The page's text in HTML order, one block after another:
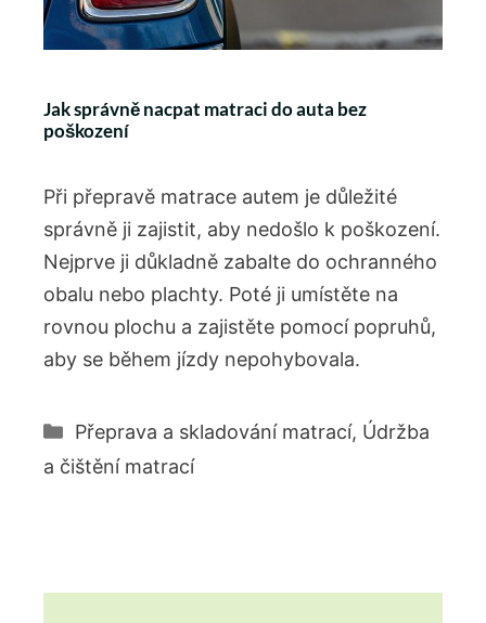
Jak správně nacpat matraci do auta bez
poškození
Při přepravě matrace autem je důležité
správně ji zajistit, aby nedošlo k poškození.
Nejprve ji důkladně zabalte do ochranného
obalu nebo plachty. Poté ji umístěte na
rovnou plochu a zajistěte pomocí popruhů,
aby se během jízdy nepohybovala.
Rubriky
Přeprava a skladování matrací, Údržba
a čištění matrací